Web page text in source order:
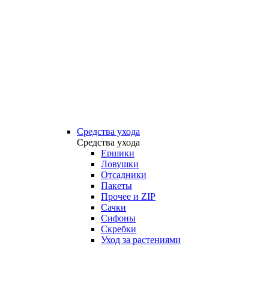
Средства ухода
Средства ухода
Ершики
Ловушки
Отсадники
Пакеты
Прочее и ZIP
Сачки
Сифоны
Скребки
Уход за растениями